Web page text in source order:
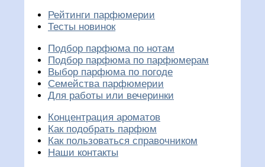
Рейтинги парфюмерии
Тесты новинок
Подбор парфюма по нотам
Подбор парфюма по парфюмерам
Выбор парфюма по погоде
Семейства парфюмерии
Для работы или вечеринки
Концентрация ароматов
Как подобрать парфюм
Как пользоваться справочником
Наши контакты